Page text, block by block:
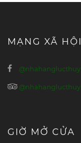
MẠNG XÃ HỘI
@nhahanglucthuy
@nhahanglucthuy
GIỜ MỞ CỬA